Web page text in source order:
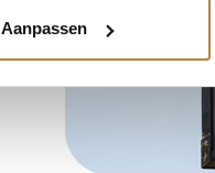
Aanpassen